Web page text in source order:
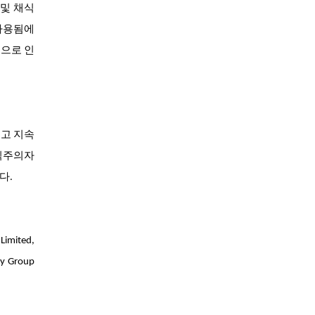
채식
됨에
로 인
지속
주의자
.
Group